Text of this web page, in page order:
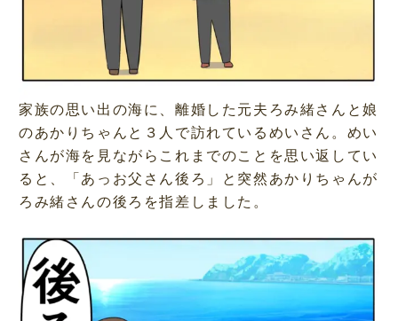
家族の思い出の海に、離婚した元夫ろみ緒さんと娘
のあかりちゃんと３人で訪れているめいさん。めい
さんが海を見ながらこれまでのことを思い返してい
ると、「あっお父さん後ろ」と突然あかりちゃんが
ろみ緒さんの後ろを指差しました。